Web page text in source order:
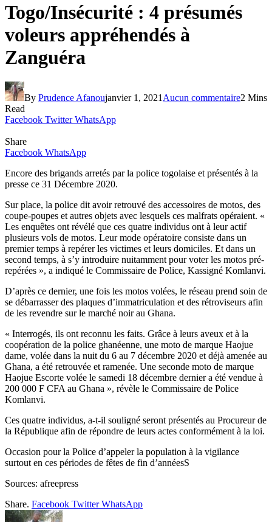
Togo/Insécurité : 4 présumés
voleurs appréhendés à
Zanguéra
By Prudence Afanoujanvier 1, 2021 Aucun commentaire2 Mins
Read
Facebook Twitter WhatsApp
Share
Facebook WhatsApp
Encore des brigands arretés par la police togolaise et présentés à la
presse ce 31 Décembre 2020.
Sur place, la police dit avoir retrouvé des accessoires de motos, des
coupe-poupes et autres objets avec lesquels ces malfrats opéraient. «
Les enquêtes ont révélé que ces quatre individus ont à leur actif
plusieurs vols de motos. Leur mode opératoire consiste dans un
premier temps à repérer les victimes et leurs domiciles. Et dans un
second temps, à s’y introduire nuitamment pour voter les motos pré-
repérées », a indiqué le Commissaire de Police, Kassigné Komlanvi.
D’après ce dernier, une fois les motos volées, le réseau prend soin de
se débarrasser des plaques d’immatriculation et des rétroviseurs afin
de les revendre sur le marché noir au Ghana.
« Interrogés, ils ont reconnu les faits. Grâce à leurs aveux et à la
coopération de la police ghanéenne, une moto de marque Haojue
dame, volée dans la nuit du 6 au 7 décembre 2020 et déjà amenée au
Ghana, a été retrouvée et ramenée. Une seconde moto de marque
Haojue Escorte volée le samedi 18 décembre dernier a été vendue à
200 000 F CFA au Ghana », révèle le Commissaire de Police
Komlanvi.
Ces quatre individus, a-t-il souligné seront présentés au Procureur de
la République afin de répondre de leurs actes conformément à la loi.
Occasion pour la Police d’appeler la population à la vigilance
surtout en ces périodes de fêtes de fin d’annéesS
Sources: afreepress
Share. Facebook Twitter WhatsApp